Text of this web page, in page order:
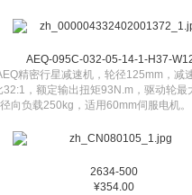
AEQ-095C-032-05-14-1-H37-
精密行星减速机，轮径125mm，减
32:1，额定输出扭矩93N.m，驱动轮最
径向负载250kg，适用60mm伺服电机。
2634-500
¥354.00